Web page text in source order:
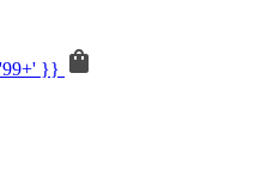
'99+' }}